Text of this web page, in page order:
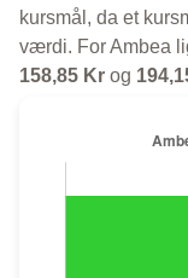
kursmål, da et
værdi. For Ambea
158,85 Kr og